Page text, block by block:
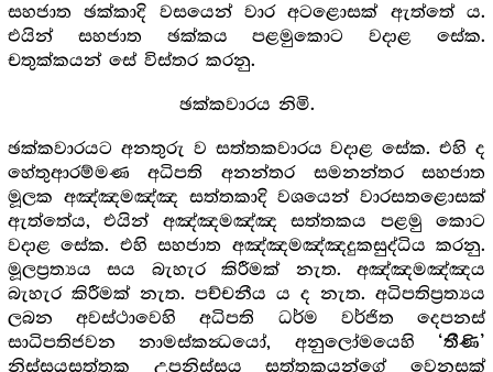
සහජාත ඡක්කාදි වසයෙන් වාර අටළොසක් ඇත්තේ ය.
එයින් සහජාත ඡක්කය පළමුකොට වදාළ සේක.
චතුක්කයන් සේ විස්තර කරනු.
ඡක්කවාරය නිමි.
ඡක්කවාරයට අනතුරු ව සත්තකවාරය වදාළ සේක. එහි ද
හේතුආරම්මණ අධිපති අනන්තර සමනන්තර සහජාත
මූලක අඤ්ඤමඤ්ඤ සත්තකාදි වශයෙන් වාරසතළොසක්
ඇත්තේය, එයින් අඤ්ඤමඤ්ඤ සත්තකය පළමු කොට
වදාළ සේක. එහි සහජාත අඤ්ඤමඤ්ඤදුකසුද්ධිය කරනු.
මූලප්‍රත්‍යය සය බැහැර කිරීමක් නැත. අඤ්ඤමඤ්ඤය
බැහැර කිරීමක් නැත. පච්චනීය ය ද නැත. අධිපතිප්‍රත්‍යය
ලබන අවස්ථාවෙහි අධිපති ධර්ම වර්ජිත දෙපනස්
සාධිපතිජවන නාමස්කන්‍ධයෝ, අනුලෝමයෙහි ‘තීණි’
නිස්සයසත්තක උපනිස්සය සත්තකයන්ගේ වෙනසක්